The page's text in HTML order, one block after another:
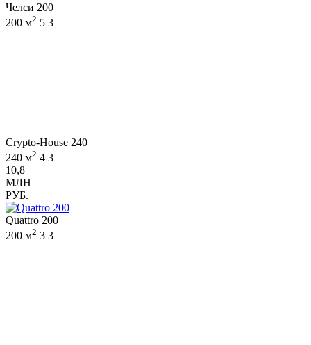
Челси 200
200 м2 5 3
Crypto-House 240
240 м2 4 3
10,8
МЛН
РУБ.
Quattro 200
200 м2 3 3